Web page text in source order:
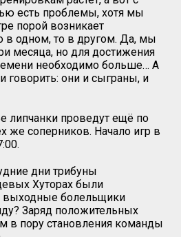
есть проблемы, хотя мы
порой возникает
в одном, то в другом. Да, мы
месяца, но для достижения
необходимо больше… А
говорить: они и сыграны, и
липчанки проведут ещё по
же соперников. Начало игр в
дни трибуны
Хуторах были
выходные болельщики
Заряд положительных
в пору становления команды